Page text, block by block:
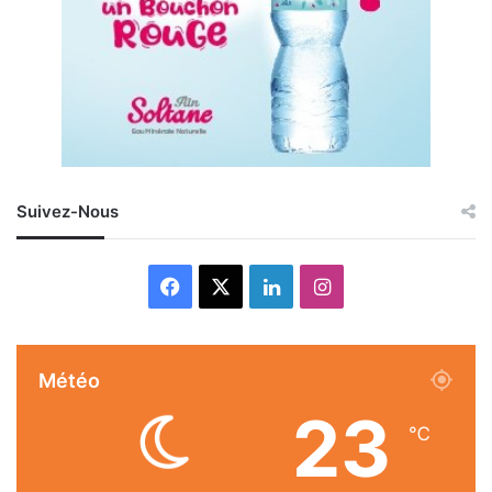
Suivez-Nous
Facebook LinkedinInstagram
Météo
23 ℃